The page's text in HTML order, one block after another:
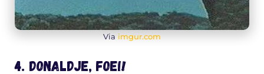
Via imgur.com
4. Donaldje, foei!